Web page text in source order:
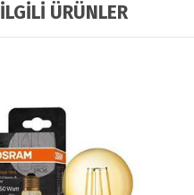
İLGİLİ ÜRÜNLER